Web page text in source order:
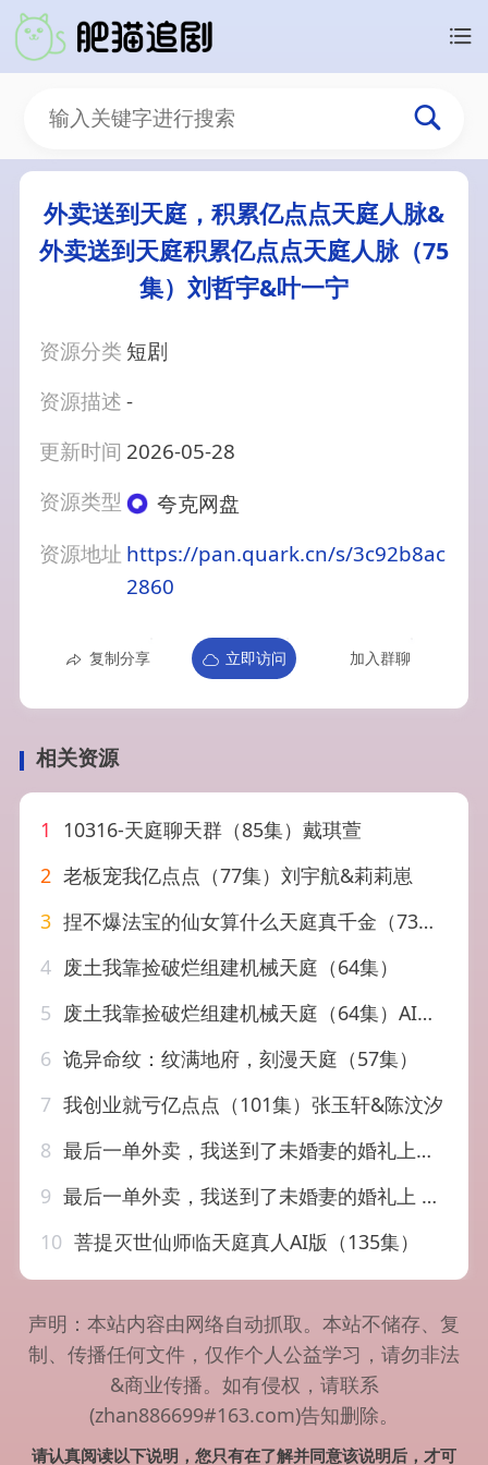
外卖送到天庭，积累亿点点天庭人脉&
外卖送到天庭积累亿点点天庭人脉（75
集）刘哲宇&叶一宁
资源分类 短剧
资源描述-
更新时间 2026-05-28
资源类型
夸克网盘
资源地址 https://pan.quark.cn/s/3c92b8ac
2860
复制分享 立即访问 加入群聊
相关资源
1
10316-天庭聊天群（85集）戴琪萱
2 老板宠我亿点点（77集）刘宇航&莉莉崽
3 捏不爆法宝的仙女算什么天庭真千金（73集）
4 废土我靠捡破烂组建机械天庭（64集）
5 废土我靠捡破烂组建机械天庭（64集）AI短剧
6 诡异命纹：纹满地府，刻漫天庭（57集）
7 我创业就亏亿点点（101集）张玉轩&陈汶汐
8 最后一单外卖，我送到了未婚妻的婚礼上（80集）刘洋&陆叶卉
9 最后一单外卖，我送到了未婚妻的婚礼上 共80集
10 菩提灭世仙师临天庭真人AI版（135集）
声明：本站内容由网络自动抓取。本站不储存、复
制、传播任何文件，仅作个人公益学习，请勿非法
&商业传播。如有侵权，请联系
(zhan886699#163.com)告知删除。
请认真阅读以下说明，您只有在了解并同意该说明后，才可